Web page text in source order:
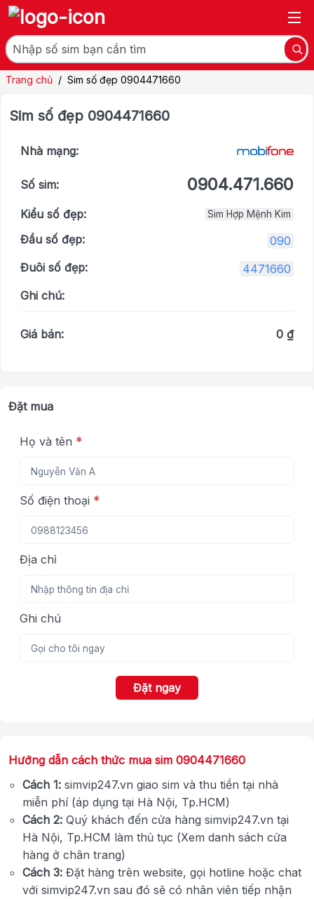
Trang chủ / Sim số đẹp 0904471660
Sim số đẹp 0904471660
Nhà mạng:
Số sim: 0904.471.660
Kiểu số đẹp: Sim Hợp Mệnh Kim
Đầu số đẹp:
090
Đuôi số đẹp:
4471660
Ghi chú:
Giá bán: 0 ₫
Đặt mua
Họ và tên *
Số điện thoại *
Địa chỉ
Ghi chú
Đặt ngay
Hướng dẫn cách thức mua sim 0904471660
Cách 1: simvip247.vn giao sim và thu tiền tại nhà
miễn phí (áp dụng tại Hà Nội, Tp.HCM)
Cách 2: Quý khách đến cửa hàng simvip247.vn tại
Hà Nội, Tp.HCM làm thủ tục (Xem danh sách cửa
hàng ở chân trang)
Cách 3: Đặt hàng trên website, gọi hotline hoặc chat
với simvip247.vn sau đó sẽ có nhân viên tiếp nhận